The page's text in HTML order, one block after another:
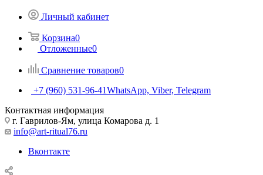
Личный кабинет
Корзина0
Отложенные0
Сравнение товаров0
+7 (960) 531-96-41WhatsApp, Viber, Telegram
Контактная информация
г. Гаврилов-Ям, улица Комарова д. 1
info@art-ritual76.ru
Вконтакте